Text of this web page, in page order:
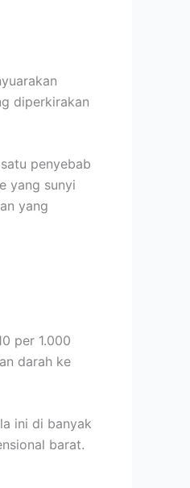
diperkirakan
penyebab
yang sunyi
yang
per 1.000
darah ke
ini di banyak
barat.